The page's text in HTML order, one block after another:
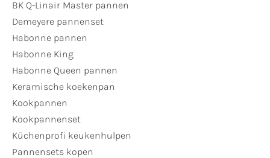
BK Q-Linair Master pannen
Demeyere pannenset
Habonne pannen
Habonne King
Habonne Queen pannen
Keramische koekenpan
Kookpannen
Kookpannenset
Küchenprofi keukenhulpen
Pannensets kopen